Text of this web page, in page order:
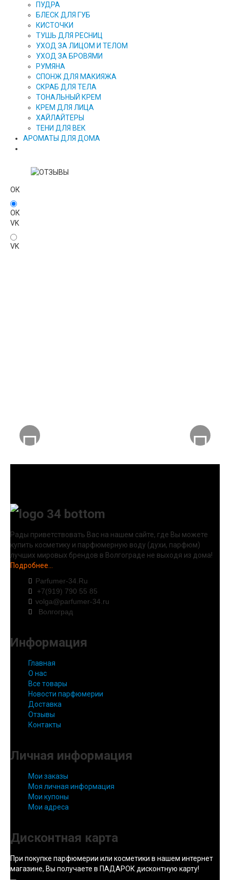
ПУДРА
БЛЕСК ДЛЯ ГУБ
КИСТОЧКИ
ТУШЬ ДЛЯ РЕСНИЦ
УХОД ЗА ЛИЦОМ И ТЕЛОМ
УХОД ЗА БРОВЯМИ
РУМЯНА
СПОНЖ ДЛЯ МАКИЯЖА
СКРАБ ДЛЯ ТЕЛА
ТОНАЛЬНЫЙ КРЕМ
КРЕМ ДЛЯ ЛИЦА
ХАЙЛАЙТЕРЫ
ТЕНИ ДЛЯ ВЕК
АРОМАТЫ ДЛЯ ДОМА
ОК
ОК
VK
VK
Рады приветствовать Вас на нашем сайте, где Вы можете
купить косметику и парфюмерную воду (духи, парфюм)
лучших мировых брендов в Волгограде не выходя из дома!
Подробнее...
Parfumer-34.Ru
+7(919) 790 55 85
volga@parfumer-34.ru
Волгоград
Информация
Главная
О нас
Все товары
Новости парфюмерии
Доставка
Отзывы
Контакты
Личная информация
Мои заказы
Моя личная информация
Мои купоны
Мои адреса
Дисконтная карта
При покупке парфюмерии или косметики в нашем интернет
магазине, Вы получаете в ПАДАРОК дисконтную карту!